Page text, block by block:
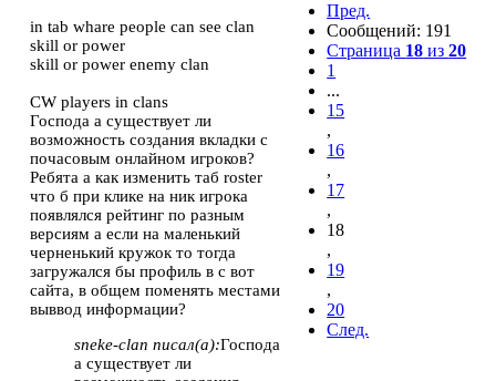
Пред.
Сообщений: 191
Страница 18 из20
1
...
15
,
16
,
17
,
18
,
19
,
20
След.
in tab whare people can see clan
skill or power
skill or power enemy clan
CW players in clans
Господа а существует ли
возможность создания вкладки с
почасовым онлайном игроков?
Ребята а как изменить таб roster
что б при клике на ник игрока
появлялся рейтинг по разным
версиям а если на маленький
черненький кружок то тогда
загружался бы профиль в с вот
сайта, в общем поменять местами
выввод информации?
sneke-clan писал(а):Господа
а существует ли